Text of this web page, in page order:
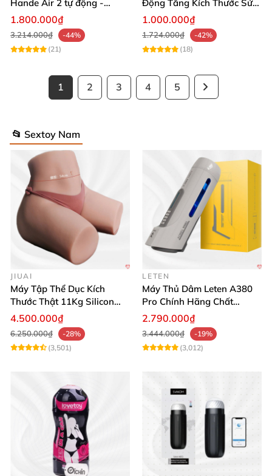
Hande Air 2 tự động -
Rung, Hút, Tăng kích thước
1.800.000₫
3.214.000₫
-44%
(21)
Động Tăng Kích Thước Sức
Bền
1.000.000₫
1.724.000₫
-42%
(18)
1 2 3 4 5
📂 Sextoy Nam
JIUAI
Máy Tập Thể Dục Kích
Thước Thật 11Kg Silicon
Cao Cấp Nhật Bản
4.500.000₫
6.250.000₫
-28%
(3,501)
LETEN
Máy Thủ Dâm Leten A380
Pro Chính Hãng Chất
Lượng Cao
2.790.000₫
3.444.000₫
-19%
(3,012)